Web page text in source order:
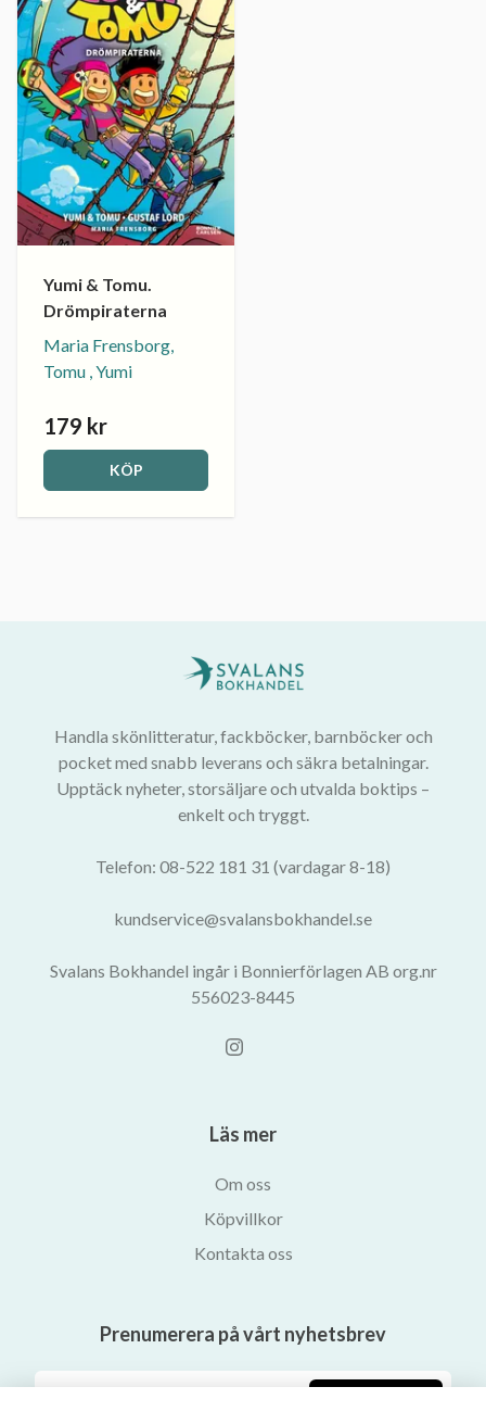
Yumi & Tomu.
Drömpiraterna
Maria Frensborg,
Tomu , Yumi
179 kr
KÖP
Handla skönlitteratur, fackböcker, barnböcker och
pocket med snabb leverans och säkra betalningar.
Upptäck nyheter, storsäljare och utvalda boktips –
enkelt och tryggt.
Telefon: 08-522 181 31 (vardagar 8-18)
kundservice@svalansbokhandel.se
Svalans Bokhandel ingår i Bonnierförlagen AB org.nr
556023-8445
Läs mer
Om oss
Köpvillkor
Kontakta oss
Prenumerera på vårt nyhetsbrev